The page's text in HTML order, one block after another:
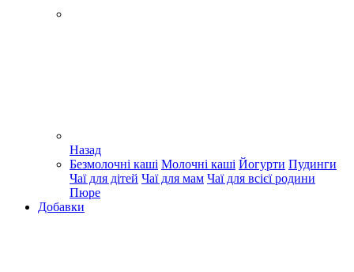
Назад
Безмолочні каші Молочні каші Йогурти Пудинги
Чаї для дітей Чаї для мам Чаї для всієї родини
Пюре
Добавки